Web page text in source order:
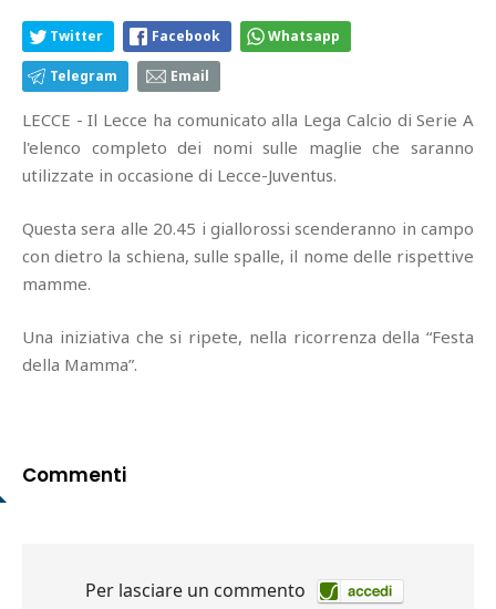
Twitter Facebook Whatsapp
Telegram Email
LECCE - Il Lecce ha comunicato alla Lega Calcio di Serie A
l'elenco completo dei nomi sulle maglie che saranno
utilizzate in occasione di Lecce-Juventus.
Questa sera alle 20.45 i giallorossi scenderanno in campo
con dietro la schiena, sulle spalle, il nome delle rispettive
mamme.
Una iniziativa che si ripete, nella ricorrenza della “Festa
della Mamma”.
Commenti